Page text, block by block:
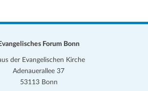
Evangelisches Forum Bonn
der Evangelischen Kirche
Adenauerallee 37
53113 Bonn